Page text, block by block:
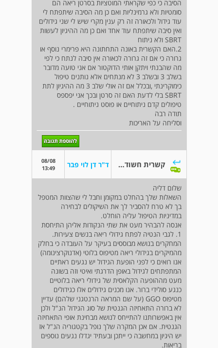
הסיבה כי כפי שקראתי המוטציות בסרטן ריאה הם
סומטיות ולא גרמינליות ואם כן מה הסיבה שיתפתח לי
עוד גידול ולכאורה זה רק ענין מקרי שיש לי שני גידולים
ואין סיבה שיתפתח עוד אחד ואם כן מה ההיגיון לעשות
SBRT ולא ניתוח
2.האם הקשרית באונה התחתונה היא פרימרי נוסף או
גרורה כי אם זה גרורה לכאורה אין סיבה לנתח כי לפי
מה שהבנתי ויתקן אותי הדוקטור אם אני טועה מדובר
בשלב 3 ובשלב 3 לא מנתחים אלא נותנים טיפול
כימוקרינתי ,ובכלל אם זה אולי שלב 3 מה ההיגיון לתת
SBRT בלי לדעת האם זה סרטן ובכך אני יפספס
טיפולים קדם ניתוחיים או פוסט ניתוחיים .
תודה רבה
וסליחה על האריכות
קשרית חשודה בריאות ד"ר דן לוי פבר
08/08
13:49
שלום דליה
השאלות שלך בהחלט במקומן וחבל לי שהצוות המטפל
בך לא טרח להסביר לך את השיקולים לבחירה
במדיניות הטיפול עליה הוחלט.
אנסה להבהיר מעט את שתי הנקודות אליהן התיחסת
1. לגבי הנטיה לפתח גידולי ריאה בנשים צעירות.
המחקרים בנושא מבוססים בעיקר על העובדה כי בחלק
מהמיקרים בגידולי ריאה מטיפוס בלוטי (אדנוקרצינומה)
אנו רואים כי לפני הופעת הגידול יש נגעים ראתיים
המתפתחים לגידול באופן הדרגתי ואיטי וזה בשונה
מעט מההופעה הקלאסית של גידולי ריאה בלוטיים
כנגע סולידי ברור. אנו מכנים גידולים אלו כגידולים
מטיפוס GGO (על שם המראה הרנטגני שלהם) עדיין
לא ברורה התאחיזה הגנטית של סוג הגידול הנ"ל ולכן
אין באפשרותנו להתייחס לנושא מבחינת אופי התאחיזה
הגנטית. אם אכן המקרה שלך נופל בקטגוריה הנ"ל אז
יש היגיון במחשבה כי ייתכן ובעתיד יגדלו נגעים נוספים
בריאות.